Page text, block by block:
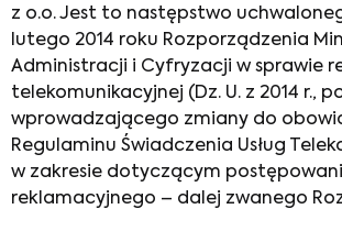
z o.o. Jest to następstwo
lutego 2014 roku Rozporządzenia
Administracji i Cyfryzacji w sprawie
telekomunikacyjnej (Dz. U. z 2014 r.,
wprowadzającego zmiany do
Regulaminu Świadczenia Usług
w zakresie dotyczącym
reklamacyjnego – dalej zwanego